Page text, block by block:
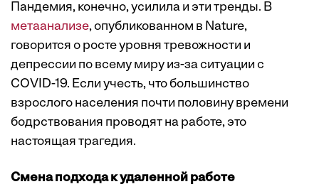
Пандемия, конечно, усилила и эти тренды. В
метаанализе, опубликованном в Nature,
говорится о росте уровня тревожности и
депрессии по всему миру из-за ситуации с
COVID-19. Если учесть, что большинство
взрослого населения почти половину времени
бодрствования проводят на работе, это
настоящая трагедия.
Смена подхода к удаленной работе